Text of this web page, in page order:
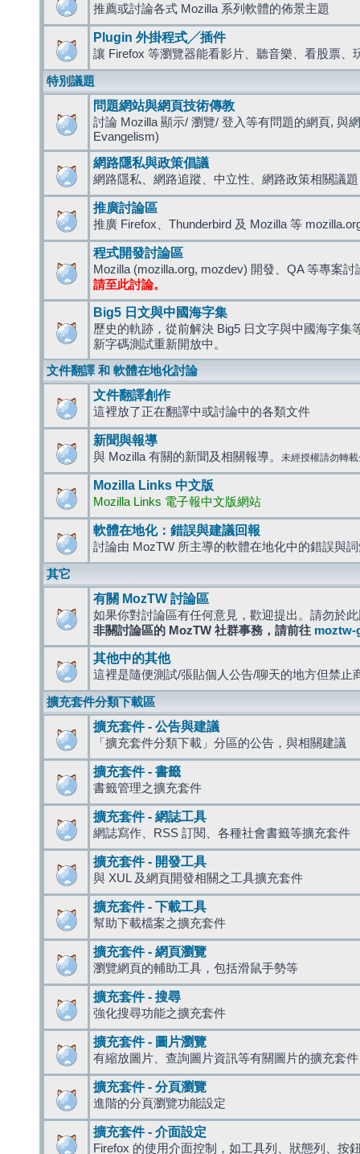
推薦或討論各式 Mozilla 系列軟體的佈景主題
Plugin 外掛程式╱插件
讓 Firefox 等瀏覽器能看影片、聽音樂、看股票、
特別議題
問題網站與網頁技術傳教
討論 Mozilla 顯示/ 瀏覽/ 登入等有問題的網頁, 與
Evangelism)
網路隱私與政策倡議
網路隱私、網路追蹤、中立性、網路政策相關議題
推廣討論區
推廣 Firefox、Thunderbird 及 Mozilla 等
程式開發討論區
Mozilla (mozilla.org, mozdev) 開發、QA 等專案討
請至此討論。
Big5 日文與中國海字集
歷史的軌跡，從前解決 Big5 日文字與中國海字集
新字碼測試重新開放中。
文件翻譯 和 軟體在地化討論
文件翻譯創作
這裡放了正在翻譯中或討論中的各類文件
新聞與報導
與 Mozilla 有關的新聞及相關報導。 未經授權請勿轉
Mozilla Links 中文版
Mozilla Links 電子報中文版網站
軟體在地化：錯誤與建議回報
討論由 MozTW 所主導的軟體在地化中的錯誤與
其它
有關 MozTW 討論區
如果你對討論區有任何意見，歡迎提出。請勿於
非關討論區的 MozTW 社群事務，請前往 moztw-
其他中的其他
這裡是隨便測試/張貼個人公告/聊天的地方但禁止
擴充套件分類下載區
擴充套件 - 公告與建議
「擴充套件分類下載」分區的公告，與相關建議
擴充套件 - 書籤
書籤管理之擴充套件
擴充套件 - 網誌工具
網誌寫作、RSS 訂閱、各種社會書籤等擴充套件
擴充套件 - 開發工具
與 XUL 及網頁開發相關之工具擴充套件
擴充套件 - 下載工具
幫助下載檔案之擴充套件
擴充套件 - 網頁瀏覽
瀏覽網頁的輔助工具，包括滑鼠手勢等
擴充套件 - 搜尋
強化搜尋功能之擴充套件
擴充套件 - 圖片瀏覽
有縮放圖片、查詢圖片資訊等有關圖片的擴充套件
擴充套件 - 分頁瀏覽
進階的分頁瀏覽功能設定
擴充套件 - 介面設定
Firefox 的使用介面控制，如工具列、狀態列、按